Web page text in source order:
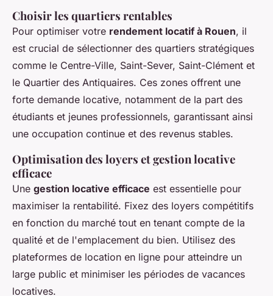
Choisir les quartiers rentables
Pour optimiser votre rendement locatif à Rouen, il
est crucial de sélectionner des quartiers stratégiques
comme le Centre-Ville, Saint-Sever, Saint-Clément et
le Quartier des Antiquaires. Ces zones offrent une
forte demande locative, notamment de la part des
étudiants et jeunes professionnels, garantissant ainsi
une occupation continue et des revenus stables.
Optimisation des loyers et gestion locative
efficace
Une gestion locative efficace est essentielle pour
maximiser la rentabilité. Fixez des loyers compétitifs
en fonction du marché tout en tenant compte de la
qualité et de l'emplacement du bien. Utilisez des
plateformes de location en ligne pour atteindre un
large public et minimiser les périodes de vacances
locatives.